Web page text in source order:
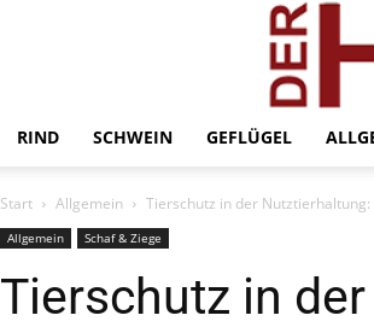
RIND SCHWEIN GEFLÜGEL
Start Allgemein Tierschutz in der
Allgemein Schaf & Ziege
Tierschutz in